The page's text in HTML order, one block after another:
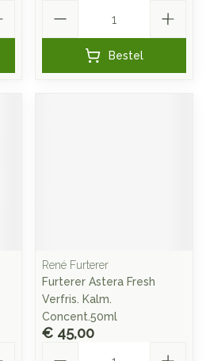
Bestel
René Furterer
Furterer Astera Fresh
Verfris. Kalm.
Concent.50ml
€ 45,00